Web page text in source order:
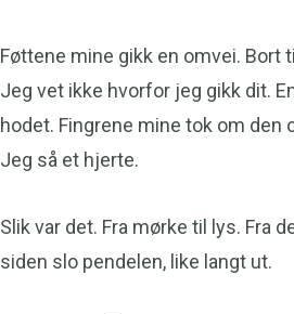
Føttene mine gikk en omvei. Bort
Jeg vet ikke hvorfor jeg gikk dit.
hodet. Fingrene mine tok om den
Jeg så et hjerte.
Slik var det. Fra mørke til lys. Fra
siden slo pendelen, like langt ut.